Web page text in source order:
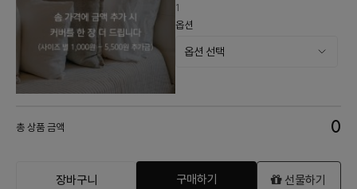
1
옵션
총 상품 금액 0
장바구니 구매하기 선물하기